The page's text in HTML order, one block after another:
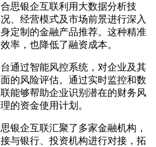
合思银企互联利用大数据分析技
、经营模式及市场前景进行深入
定制的金融产品推荐。这种精准
率，也降低了融资成本。
通过智能风控系统，对企业及其
的风险评估。通过实时监控和数
能够帮助企业识别潜在的财务风
的资金使用计划。
思银企互联汇聚了多家金融机构，
与银行、投资机构进行对接，拓